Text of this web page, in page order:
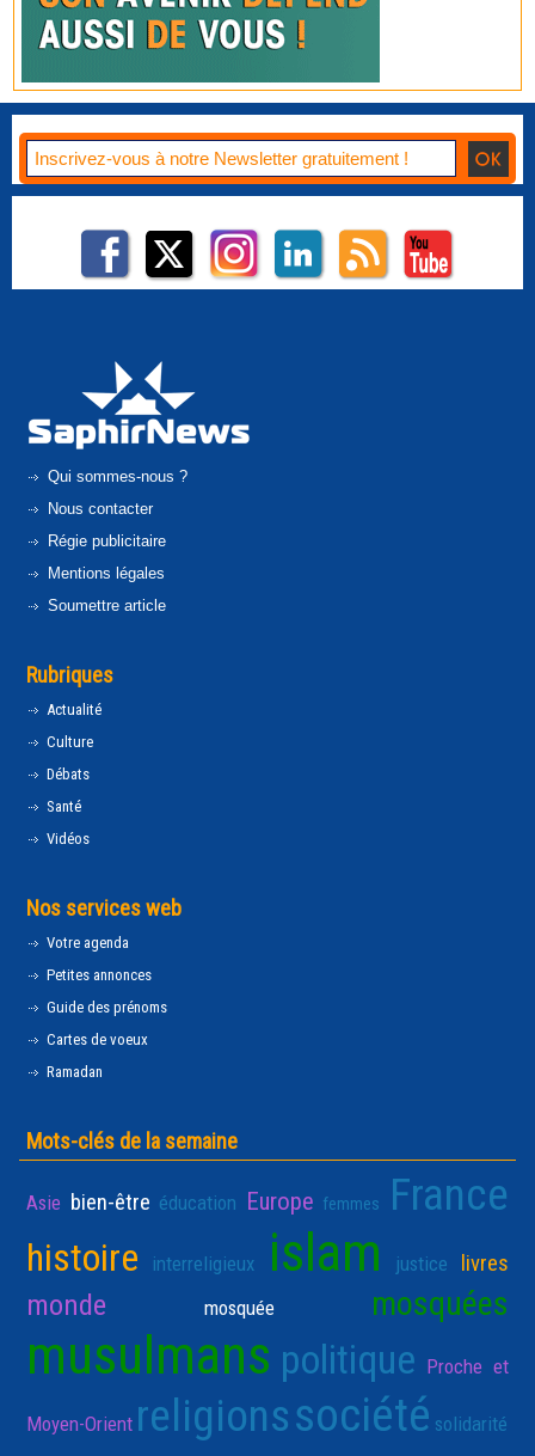
Qui sommes-nous ?
Nous contacter
Régie publicitaire
Mentions légales
Soumettre article
Rubriques
Actualité
Culture
Débats
Santé
Vidéos
Nos services web
Votre agenda
Petites annonces
Guide des prénoms
Cartes de voeux
Ramadan
Mots-clés de la semaine
Asie bien-être éducation Europe femmes France
histoire interreligieux islam justice livres
monde mosquée mosquées
musulmans politique Proche et
Moyen-Orient religionssociété solidarité